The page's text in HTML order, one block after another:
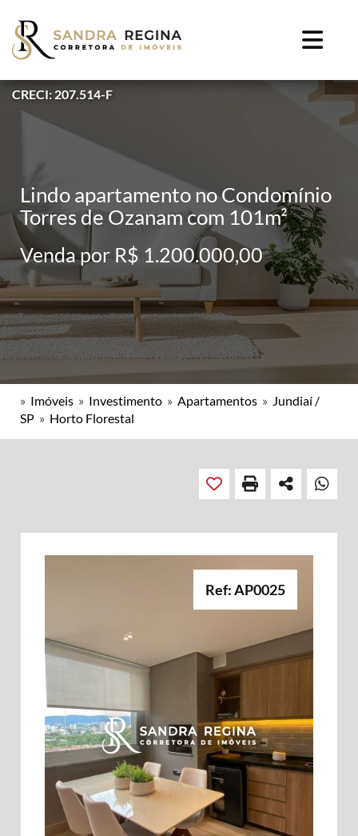
CRECI: 207.514-F
Lindo apartamento no Condomínio
Torres de Ozanam com 101m²
Venda por R$ 1.200.000,00
» Imóveis » Investimento » Apartamentos » Jundiaí /
SP » Horto Florestal
Ref: AP0025